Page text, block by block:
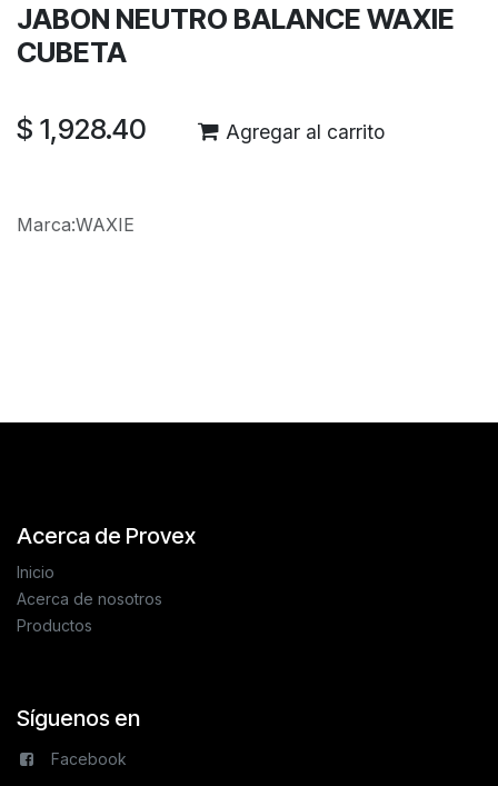
JABON NEUTRO BALANCE WAXIE
CUBETA
$ 1,928.40 Agregar al carrito
Marca:WAXIE
Acerca de Provex
Inicio
Acerca de nosotros
Productos
Síguenos en
Facebook